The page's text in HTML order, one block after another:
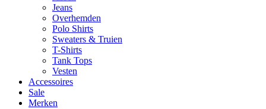
Jeans
Overhemden
Polo Shirts
Sweaters & Truien
T-Shirts
Tank Tops
Vesten
Accessoires
Sale
Merken